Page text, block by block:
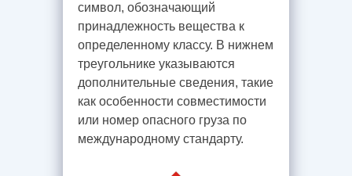
символ, обозначающий
принадлежность вещества к
определенному классу. В нижнем
треугольнике указываются
дополнительные сведения, такие
как особенности совместимости
или номер опасного груза по
международному стандарту.